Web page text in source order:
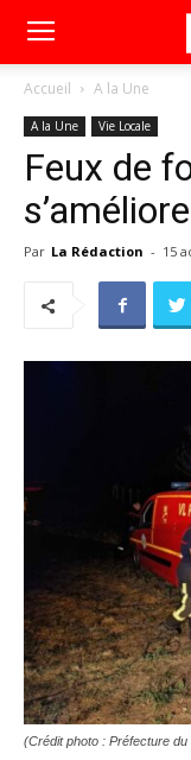
Accueil A la Une
A la Une Vie Locale
Feux de
s’améliore
Par La Rédaction - 15
(Crédit photo : Préfecture du